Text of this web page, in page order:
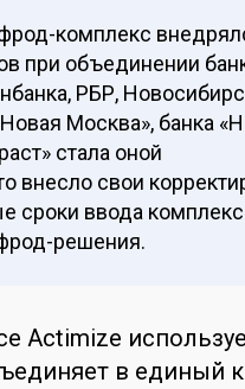
комплекс
при объединении
РБР,
Москва», банка
стала оной
внесло свои
сроки ввода
решения.
Actimize
в единый